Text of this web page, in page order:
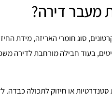
מעבר דירה?
סוג חומרי האריזה, מידת